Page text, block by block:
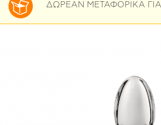
ΔΩΡΕΑΝ ΜΕΤΑΦΟΡΙΚΑ